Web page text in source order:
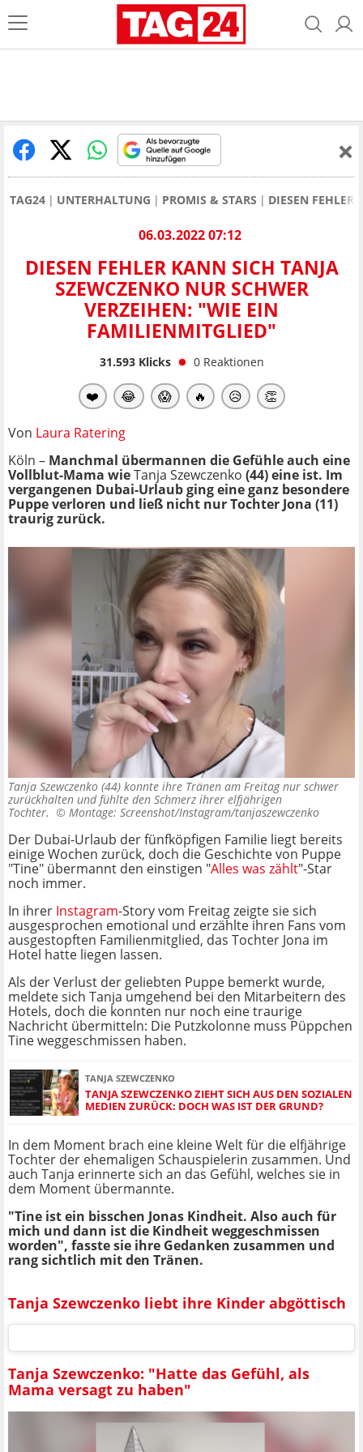
TAG24 UNTERHALTUNG PROMIS & STARS DIESEN
06.03.2022 07:12
DIESEN FEHLER KANN SICH TANJA
SZEWCZENKO NUR SCHWER
VERZEIHEN: "WIE EIN
FAMILIENMITGLIED"
31.593Klicks 0 Reaktionen
❤️ 😂 😱 🔥 😥 👏
Von Laura Ratering
Köln – Manchmal übermannen die Gefühle auch eine
Vollblut-Mama wieTanja Szewczenko (44) eine ist. Im
vergangenen Dubai-Urlaub ging eine ganz besondere
Puppe verloren und ließ nicht nur Tochter Jona (11)
traurig zurück.
Tanja Szewczenko (44) konnte ihre Tränen am Freitag nur schwer
zurückhalten und fühlte den Schmerz ihrer elfjährigen
Tochter. © Montage: Screenshot/Instagram/tanjaszewczenko
Der Dubai-Urlaub der fünfköpfigen Familie liegt bereits
einige Wochen zurück, doch die Geschichte von Puppe
"Tine" übermannt den einstigen "Alles was zählt"-Star
noch immer.
In ihrer Instagram-Story vom Freitag zeigte sie sich
ausgesprochen emotional und erzählte ihren Fans vom
ausgestopften Familienmitglied, das Tochter Jona im
Hotel hatte liegen lassen.
Als der Verlust der geliebten Puppe bemerkt wurde,
meldete sich Tanja umgehend bei den Mitarbeitern des
Hotels, doch die konnten nur noch eine traurige
Nachricht übermitteln: Die Putzkolonne muss Püppchen
Tine weggeschmissen haben.
TANJA SZEWCZENKO
TANJA SZEWCZENKO ZIEHT SICH AUS DEN SOZIALEN
MEDIEN ZURÜCK: DOCH WAS IST DER GRUND?
In dem Moment brach eine kleine Welt für die elfjährige
Tochter der ehemaligen Schauspielerin zusammen. Und
auch Tanja erinnerte sich an das Gefühl, welches sie in
dem Moment übermannte.
"Tine ist ein bisschen Jonas Kindheit. Also auch für
mich und dann ist die Kindheit weggeschmissen
worden", fasste sie ihre Gedanken zusammen und
rang sichtlich mit den Tränen.
Tanja Szewczenko liebt ihre Kinder abgöttisch
Tanja Szewczenko: "Hatte das Gefühl, als
Mama versagt zu haben"